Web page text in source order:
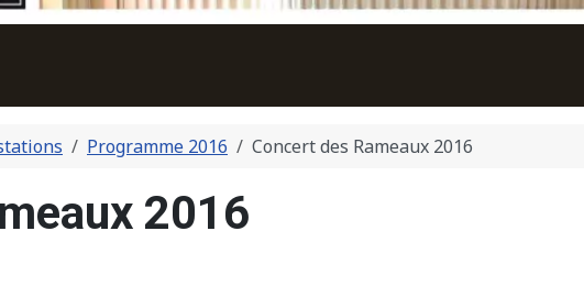
Programme 2016 Concert des Rameaux 2016
2016